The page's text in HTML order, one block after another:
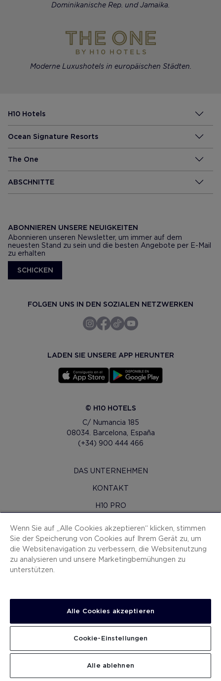
SUCHEN
Dominikanische Rep. und Jamaika.
Moderne Luxushotels in europäischen Städten.
H10 Hotels
Ocean Signature Resorts
The One
ABSCHNITTE
ABONNIEREN UNSERE NEUIGKEITEN
Abonnieren unseren Newsletter, um immer auf dem
neuesten Stand zu sein und die besten Angebote per E-Mail
zu erhalten
SCHICKEN
FOLGEN UNS IN DEN SOZIALEN NETZWERKEN
LADEN SIE UNSERE APP HERUNTER
© H10 HOTELS
C/ Numancia 185
08034. Barcelona, España
(+34) 900 444 466
DAS UNTERNEHMEN
KONTAKT
H10 PRO
SITEMAP
VERTRAGSBEDINGUNGEN
IMPRESSUM
ANZEIGEKANAL
ARBEITEN SIE MIT UNS
.
Wenn Sie auf „Alle Cookies akzeptieren“ klicken, stimmen
Sie der Speicherung von Cookies auf Ihrem Gerät zu, um
die Websitenavigation zu verbessern, die Websitenutzung
zu analysieren und unsere Marketingbemühungen zu
unterstützen.
Alle Cookies akzeptieren
Alle ablehnen
Cookie-Einstellungen